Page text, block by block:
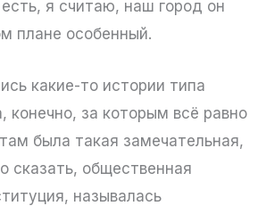
я считаю, наш город он
плане особенный.
какие-то истории типа
конечно, за которым всё равно
была такая замечательная,
сказать, общественная
называлась